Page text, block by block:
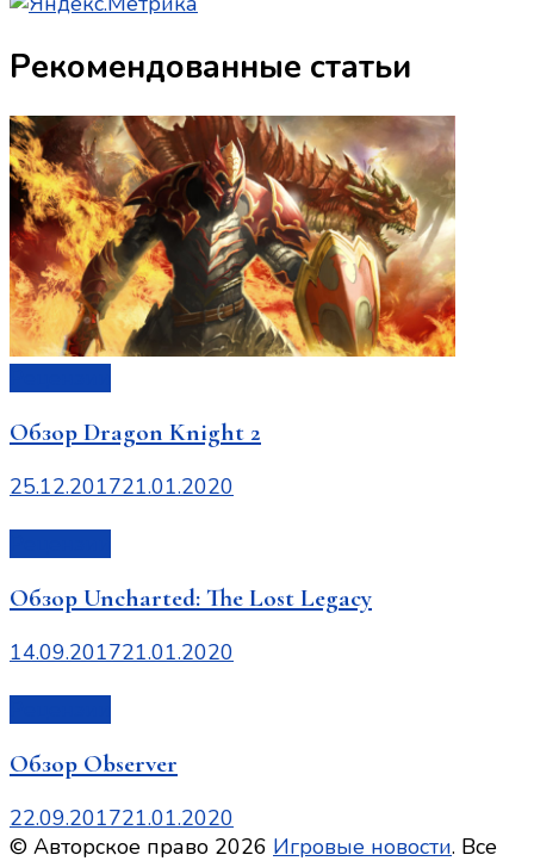
Рекомендованные статьи
Обзор Dragon Knight 2
25.12.201721.01.2020
Обзор Uncharted: The Lost Legacy
14.09.201721.01.2020
Обзор Observer
22.09.201721.01.2020
© Авторское право 2026 Игровые новости. Все